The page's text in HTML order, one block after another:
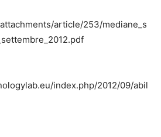
article/253/mediane_s
index.php/2012/09/abil